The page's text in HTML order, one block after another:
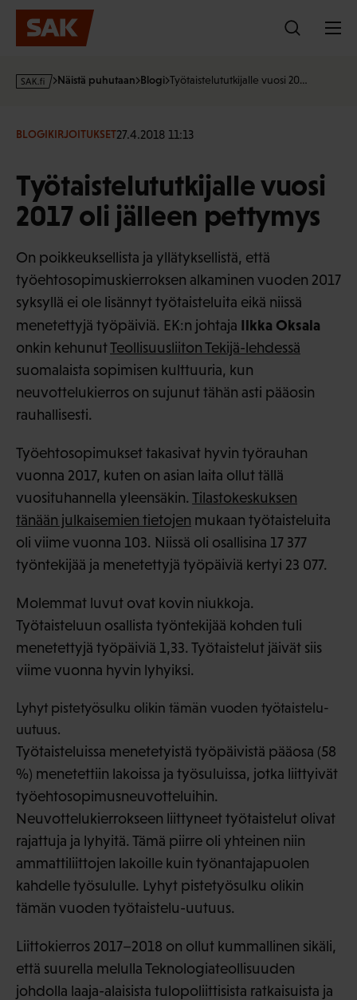
Hyppää
sisältöön
s
·
Näistä puhutaan Blogi Työtaistelututkijalle vuosi 20…
BLOGIKIRJOITUKSET27.4.2018 11:13
Työtaistelututkijalle vuosi
2017 oli jälleen pettymys
On poikkeuksellista ja yllätyksellistä, että
työehtosopimuskierroksen alkaminen vuoden 2017
syksyllä ei ole lisännyt työtaisteluita eikä niissä
menetettyjä työpäiviä. EK:n johtaja Ilkka Oksala
onkin kehunutTeollisuusliiton Tekijä-lehdessä
suomalaista sopimisen kulttuuria, kun
neuvottelukierros on sujunut tähän asti pääosin
rauhallisesti.
Työehtosopimukset takasivat hyvin työrauhan
vuonna 2017, kuten on asian laita ollut tällä
vuosituhannella yleensäkin. Tilastokeskuksen
tänään julkaisemien tietojen mukaan työtaisteluita
oli viime vuonna 103. Niissä oli osallisina 17 377
työntekijää ja menetettyjä työpäiviä kertyi 23 077.
Molemmat luvut ovat kovin niukkoja.
Työtaisteluun osallista työntekijää kohden tuli
menetettyjä työpäiviä 1,33. Työtaistelut jäivät siis
viime vuonna hyvin lyhyiksi.
Lyhyt pistetyösulku olikin tämän vuoden työtaistelu-
uutuus.
Työtaisteluissa menetetyistä työpäivistä pääosa (58
%) menetettiin lakoissa ja työsuluissa, jotka liittyivät
työehtosopimusneuvotteluihin.
Neuvottelukierrokseen liittyneet työtaistelut olivat
rajattuja ja lyhyitä. Tämä piirre oli yhteinen niin
ammattiliittojen lakoille kuin työnantajapuolen
kahdelle työsululle. Lyhyt pistetyösulku olikin
tämän vuoden työtaistelu-uutuus.
Liittokierros 2017–2018 on ollut kummallinen sikäli,
että suurella melulla Teknologiateollisuuden
johdolla laaja-alaisista tulopoliittisista ratkaisuista ja